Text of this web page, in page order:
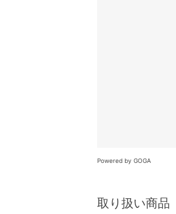
Powered by GOGA
取り扱い商品